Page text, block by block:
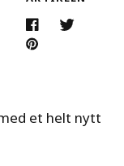
et helt nytt